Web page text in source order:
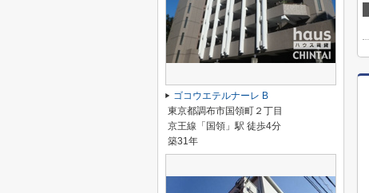
ゴコウエテルナーレ B
東京都調布市国領町２丁目
京王線「国領」駅 徒歩4分
築31年